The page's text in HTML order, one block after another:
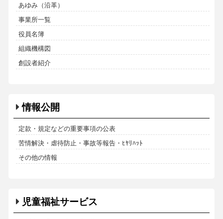
あゆみ（沿革）
事業所一覧
役員名簿
組織機構図
創設者紹介
情報公開
定款・規定などの重要事項の公表
苦情解決・虐待防止・事故等報告・ﾋﾔﾘﾊｯﾄ
その他の情報
児童福祉サービス